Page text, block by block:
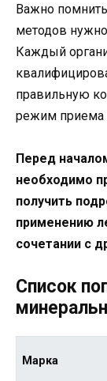
Важно
методов
Каждый
правильную
режим приема
Перед
необходимо
получить
применению
сочетании с
Список
Марка